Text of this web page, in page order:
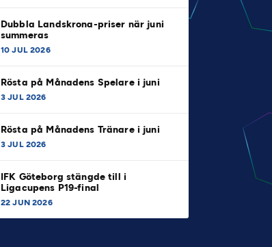
Dubbla Landskrona-priser när juni
summeras
10 JUL 2026
Rösta på Månadens Spelare i juni
3 JUL 2026
Rösta på Månadens Tränare i juni
3 JUL 2026
IFK Göteborg stängde till i
Ligacupens P19-final
22 JUN 2026